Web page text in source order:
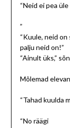
“Neid ei pea
”
“Kuule, neid on
palju neid on!”
“Ainult üks,”
Mõlemad
“Tahad kuulda
“No räägi